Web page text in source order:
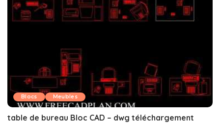
Blocs Meubles
table de bureau Bloc CAD – dwg téléchargement